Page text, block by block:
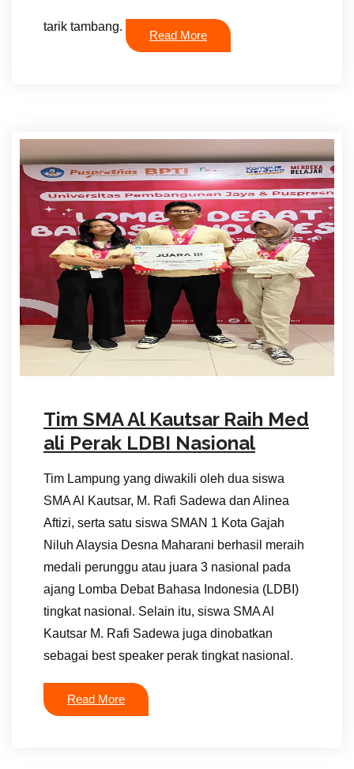
tarik tambang.
Read More
Tim SMA Al Kautsar Raih Med
ali Perak LDBI Nasional
Tim Lampung yang diwakili oleh dua siswa
SMA Al Kautsar, M. Rafi Sadewa dan Alinea
Aftizi, serta satu siswa SMAN 1 Kota Gajah
Niluh Alaysia Desna Maharani berhasil meraih
medali perunggu atau juara 3 nasional pada
ajang Lomba Debat Bahasa Indonesia (LDBI)
tingkat nasional. Selain itu, siswa SMA Al
Kautsar M. Rafi Sadewa juga dinobatkan
sebagai best speaker perak tingkat nasional.
Read More